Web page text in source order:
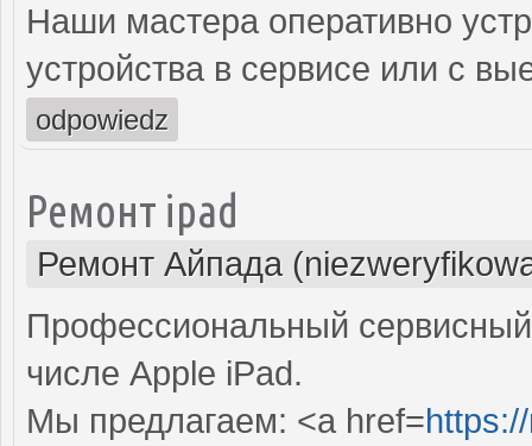
Наши мастера оперативно
устройства в сервисе или с
odpowiedz
Ремонт ipad
Ремонт Айпада
Профессиональный
числе Apple iPad.
Мы предлагаем: <a href=